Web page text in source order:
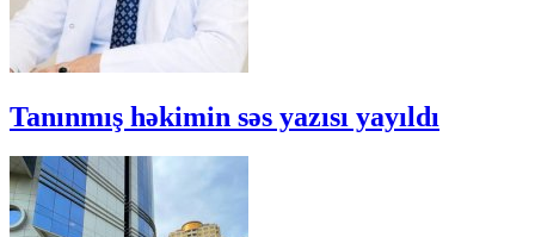
Tanınmış həkimin səs yazısı yayıldı